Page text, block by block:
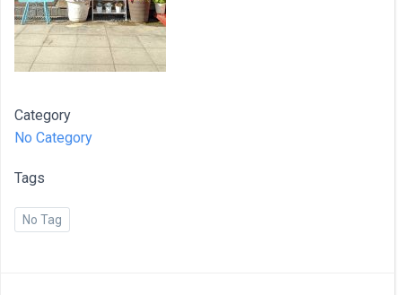
Category
No Category
Tags
No Tag